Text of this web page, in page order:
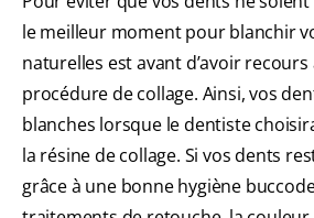
le meilleur moment pour blanchir
naturelles est avant d’avoir recours
procédure de collage. Ainsi, vos
blanches lorsque le dentiste
la résine de collage. Si vos dents
grâce à une bonne hygiène